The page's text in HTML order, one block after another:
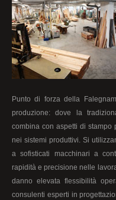
Punto di forza della
produzione: dove la
combina con aspetti di stampo
nei sistemi produttivi. Si
a sofisticati macchinari a
rapidità e precisione nelle
danno elevata flessibilità
consulenti esperti in